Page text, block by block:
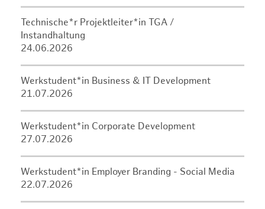
Technische*r Projektleiter*in TGA /
Instandhaltung
24.06.2026
Werkstudent*in Business & IT Development
21.07.2026
Werkstudent*in Corporate Development
27.07.2026
Werkstudent*in Employer Branding - Social Media
22.07.2026